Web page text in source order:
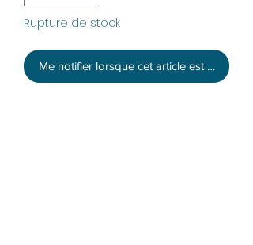
Rupture de stock
Me notifier lorsque cet article est disponible